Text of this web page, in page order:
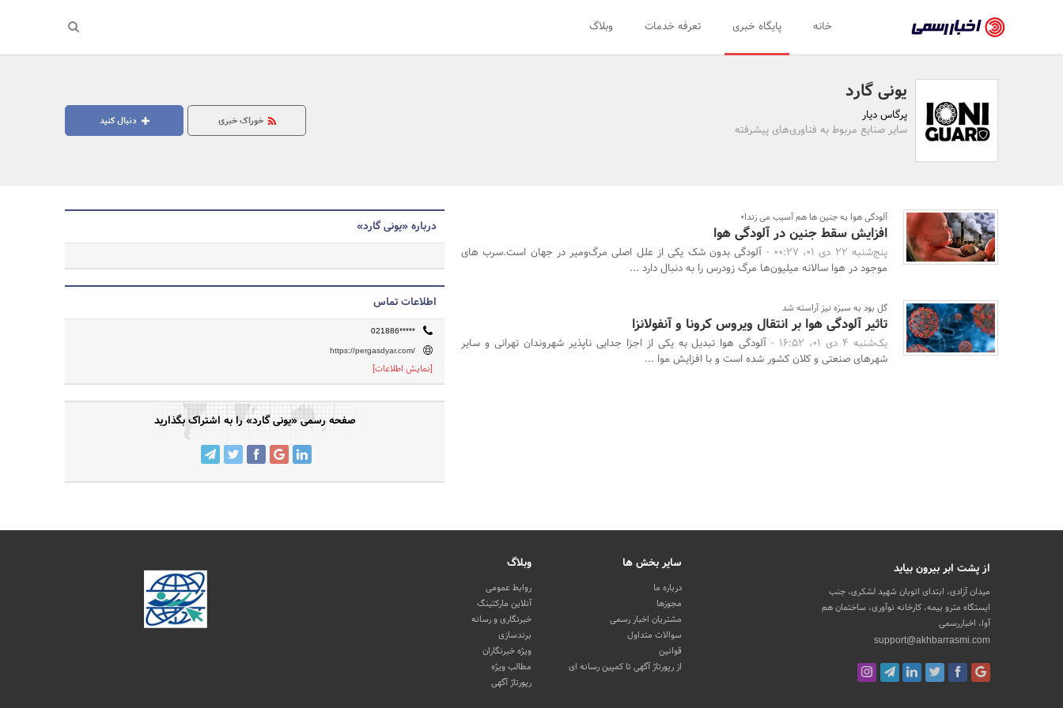
رسمی
-
اخبار
تایید
سازمان‌ها
و
روابط
عمومی‌ها
خانه پایگاه خبری تعرفه خدمات وبلاگ
جستجو
یونی گارد
پرگاس دیار
سایر صنایع مربوط به فناوری‌های پیشرفته
دنبال کنید خوراک خبری
آلودگی هوا به جنین ها هم آسیب می زندا۰
افزایش سقط جنین در آلودگی هوا
پنج‌شنبه 22 دی 01، 00:27 -
آلودگی بدون شک یکی از علل اصلی مرگ‌ومیر در جهان است.سرب های
موجود در هوا سالانه میلیون‌ها مرگ زودرس را به دنبال دارد ...
گل بود به سبزه نیز آراسته شد
تاثیر آلودگی هوا بر انتقال ویروس کرونا و آنفولانزا
یک‌شنبه 4 دی 01، 16:52 -
آلودگی هوا تبدیل به یکی از اجزا جدایی ناپذیر شهروندان تهرانی و سایر
شهرهای صنعتی و کلان کشور شده است و با افزایش موا ...
درباره «یونی گارد»
اطلاعات تماس
021886*****
https://pergasdyar.com/
[نمایش اطلاعات]
صفحه رسمی «یونی گارد» را به اشتراک بگذارید
از پشت ابر بیرون بیاید
میدان آزادی، ابتدای اتوبان شهید لشکری، جنب
ایستگاه مترو بیمه، کارخانه نوآوری، ساختمان هم
آوا، اخباررسمی
support@akhbarrasmi.com
سایر بخش ها
درباره ما
مجوزها
مشتریان اخبار رسمی
سوالات متداول
قوانین
از رپورتاژ آگهی تا کمپین رسانه ای
وبلاگ
روابط عمومی
آنلاین مارکتینگ
خبرنگاری و رسانه
برندسازی
ویژه خبرنگاران
مطالب ویژه
رپورتاژ آگهی